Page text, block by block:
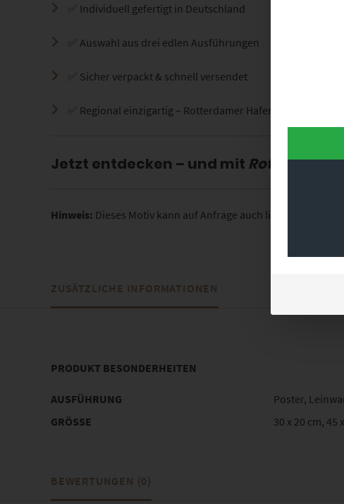
✅ Individuell gefertigt in Deutschland
✅ Auswahl aus drei edlen Ausführungen
✅ Sicher verpackt & schnell versendet
✅ Regional einzigartig – Rotterdamer Hafenarchitektur bei
Jetzt entdecken – und mit Rotterdam 19
Hinweis: Dieses Motiv kann auf Anfrage auch lizenziert
ZUSÄTZLICHE INFORMATIONEN
PRODUKT BESONDERHEITEN
AUSFÜHRUNG
Poster,
GRÖSSE
30 x 20 cm, 45
BEWERTUNGEN (0)